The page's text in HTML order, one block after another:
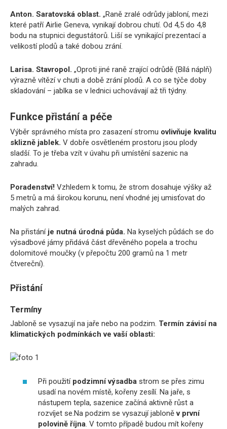
Anton. Saratovská oblast. „Raně zralé odrůdy jabloní, mezi
které patří Airlie Geneva, vynikají dobrou chutí. Od 4,5 do 4,8
bodu na stupnici degustátorů. Liší se vynikající prezentací a
velikostí plodů a také dobou zrání.
Larisa. Stavropol. „Oproti jiné raně zrající odrůdě (Bílá náplň)
výrazně vítězí v chuti a době zrání plodů. A co se týče doby
skladování – jablka se v lednici uchovávají až tři týdny.
Funkce přistání a péče
Výběr správného místa pro zasazení stromu ovlivňuje kvalitu
sklizně jablek. V dobře osvětleném prostoru jsou plody
sladší. To je třeba vzít v úvahu při umístění sazenic na
zahradu.
Poradenství! Vzhledem k tomu, že strom dosahuje výšky až
5 metrů a má širokou korunu, není vhodné jej umisťovat do
malých zahrad.
Na přistání je nutná úrodná půda. Na kyselých půdách se do
výsadbové jámy přidává část dřevěného popela a trochu
dolomitové moučky (v přepočtu 200 gramů na 1 metr
čtvereční).
Přistání
Termíny
Jabloně se vysazují na jaře nebo na podzim. Termín závisí na
klimatických podmínkách ve vaší oblasti:
Při použití podzimní výsadba strom se přes zimu
usadí na novém místě, kořeny zesílí. Na jaře, s
nástupem tepla, sazenice začíná aktivně růst a
rozvíjet se.Na podzim se vysazují jabloněv první
polovině října. V tomto případě budou mít kořeny